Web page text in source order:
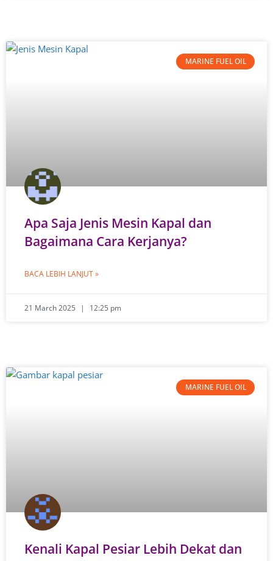
MARINE FUEL OIL
Apa Saja Jenis Mesin Kapal dan
Bagaimana Cara Kerjanya?
BACA LEBIH LANJUT »
21 March 2025 12:25 pm
MARINE FUEL OIL
Kenali Kapal Pesiar Lebih Dekat dan